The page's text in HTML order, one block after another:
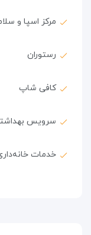
مرکز اسپا و
رستوران
کافی شاپ
سرویس
خدمات